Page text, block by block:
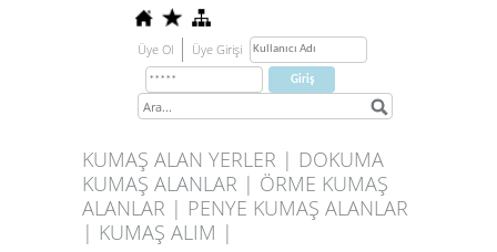
Üye Ol Üye Girişi
KUMAŞ ALAN YERLER | DOKUMA
KUMAŞ ALANLAR | ÖRME KUMAŞ
ALANLAR | PENYE KUMAŞ ALANLAR
| KUMAŞ ALIM |